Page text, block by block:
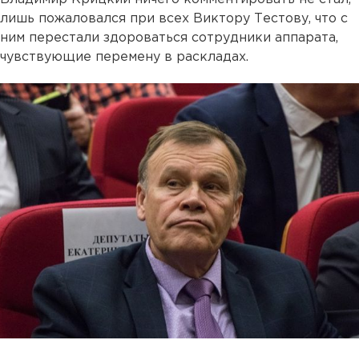
лишь пожаловался при всех Виктору Тестову, что с
ним перестали здороваться сотрудники аппарата,
чувствующие перемену в раскладах.